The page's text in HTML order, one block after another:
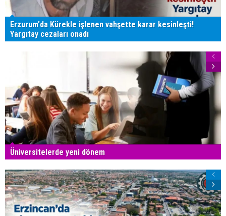
Erzurum'da Kürekle işlenen vahşette karar kesinleşti!
Yargıtay cezaları onadı
Üniversitelerde yeni dönem